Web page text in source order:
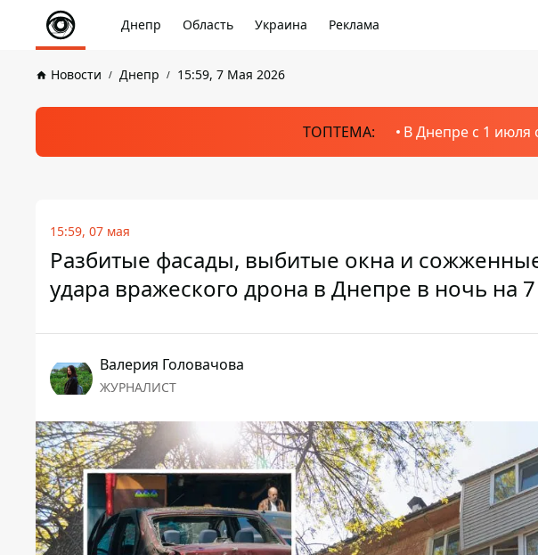
Днепр Область Украина Реклама
Новости Днепр 15:59, 7 Мая 2026
ТОПТЕМА: В Днепре с 1 июля
15:59, 07 мая
Разбитые фасады, выбитые окна и
удара вражеского дрона в Днепре в ночь на
Валерия Головачова
ЖУРНАЛИСТ